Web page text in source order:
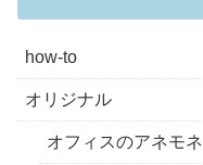
how-to
オリジナル
オフィスのアネモネ